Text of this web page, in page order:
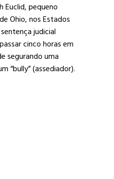
Euclid, pequeno
Ohio, nos Estados
judicial
cinco horas em
segurando uma
“bully” (assediador).